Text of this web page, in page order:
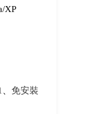
XP
、 免安裝